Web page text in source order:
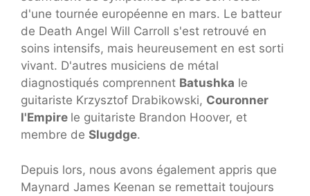
d'une tournée européenne en mars. Le batteur
de Death Angel Will Carroll s'est retrouvé en
soins intensifs, mais heureusement en est sorti
vivant. D'autres musiciens de métal
diagnostiqués comprennent Batushka le
guitariste Krzysztof Drabikowski, Couronner
l'Empire le guitariste Brandon Hoover, et
membre de Slugdge.
Depuis lors, nous avons également appris que
Maynard James Keenan se remettait toujours